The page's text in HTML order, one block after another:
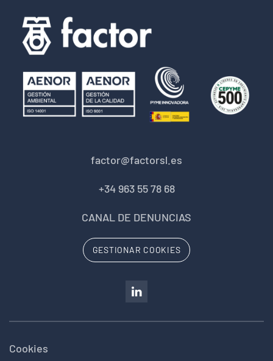
factor@factorsl.es
+34 963 55 78 68
CANAL DE DENUNCIAS
GESTIONAR COOKIES
Cookies